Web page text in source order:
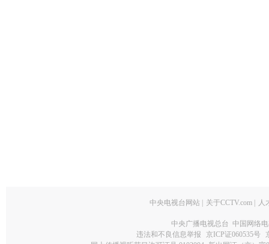
中央电视台网站 关于CCTV.com 人
中央广播电视总台 中国网络
违法和不良信息举报
京ICP证060535号